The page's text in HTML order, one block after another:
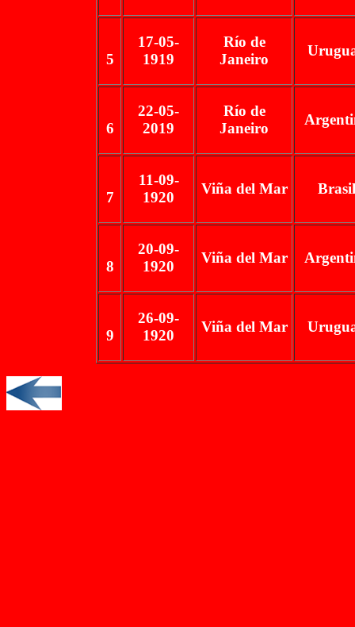
5
17-05-
1919
Río de
Janeiro
6
22-05-
2019
Río de
Janeiro
7
11-09-
1920
Viña del Mar Brasil
8
20-09-
1920
Viña del Mar
9
26-09-
1920
Viña del Mar